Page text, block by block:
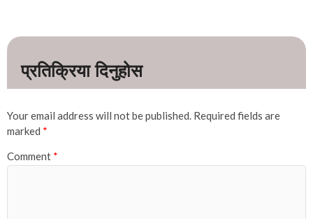
Your email address will not be published. Required fields are
marked *
Comment *